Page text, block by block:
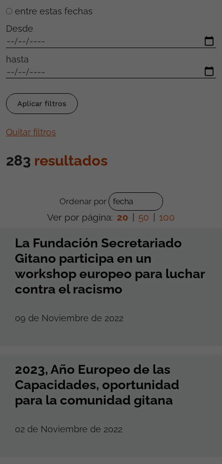
entre estas fechas
Desde
hasta
Quitar filtros
283 resultados
Ordenar por
Ver por página: 20 50 100
La Fundación Secretariado
Gitano participa en un
workshop europeo para luchar
contra el racismo
09 de Noviembre de 2022
2023, Año Europeo de las
Capacidades, oportunidad
para la comunidad gitana
02 de Noviembre de 2022